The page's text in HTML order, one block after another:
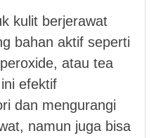
kulit berjerawat
bahan aktif seperti
atau tea
efektif
dan mengurangi
namun juga bisa